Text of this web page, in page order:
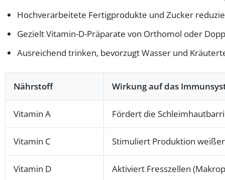
Hochverarbeitete Fertigprodukte und Zucker
Gezielt Vitamin-D-Präparate von Orthomol oder
Ausreichend trinken, bevorzugt Wasser und
Nährstoff Wirkung auf das
Vitamin A Fördert die
Vitamin C Stimuliert Produktion
Vitamin D Aktiviert Fresszellen